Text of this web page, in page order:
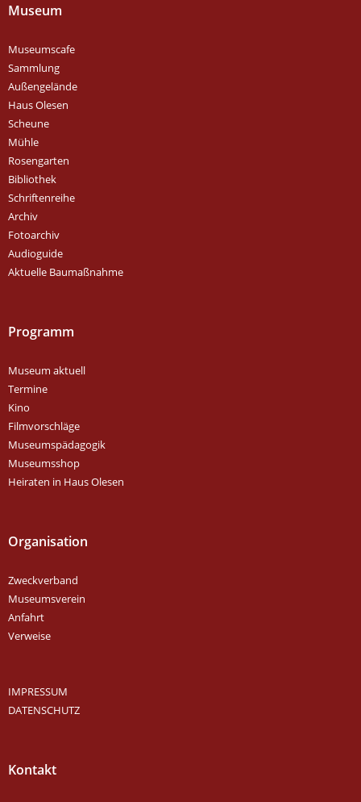
Museum
Museumscafe
Sammlung
Außengelände
Haus Olesen
Scheune
Mühle
Rosengarten
Bibliothek
Schriftenreihe
Archiv
Fotoarchiv
Audioguide
Aktuelle Baumaßnahme
Programm
Museum aktuell
Termine
Kino
Filmvorschläge
Museumspädagogik
Museumsshop
Heiraten in Haus Olesen
Organisation
Zweckverband
Museumsverein
Anfahrt
Verweise
IMPRESSUM
DATENSCHUTZ
Kontakt